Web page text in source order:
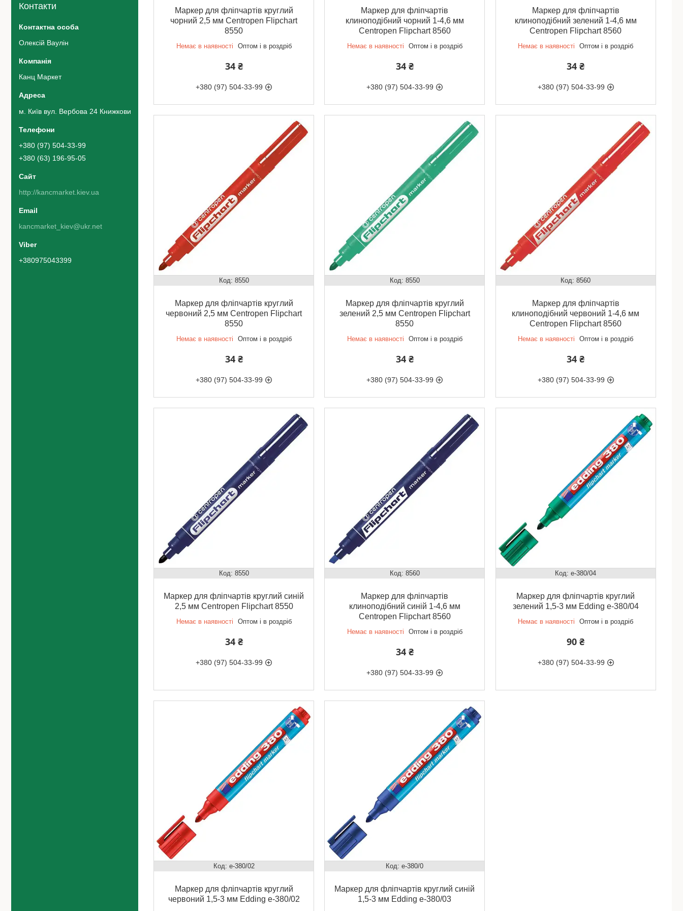
Маркер для фліпчартів круглий
чорний 2,5 мм Centropen Flipchart
8550
Немає в наявності Оптом і в роздріб
34 ₴
+380 (97) 504-33-99
Маркер для фліпчартів
клиноподібний чорний 1-4,6 мм
Centropen Flipchart 8560
Немає в наявності Оптом і в роздріб
34 ₴
+380 (97) 504-33-99
Маркер для фліпчартів
клиноподібний зелений 1-4,6 мм
Centropen Flipchart 8560
Немає в наявності Оптом і в роздріб
34 ₴
+380 (97) 504-33-99
8550
Маркер для фліпчартів круглий
червоний 2,5 мм Centropen Flipchart
8550
Немає в наявності Оптом і в роздріб
34 ₴
+380 (97) 504-33-99
8550
Маркер для фліпчартів круглий
зелений 2,5 мм Centropen Flipchart
8550
Немає в наявності Оптом і в роздріб
34 ₴
+380 (97) 504-33-99
8560
Маркер для фліпчартів
клиноподібний червоний 1-4,6 мм
Centropen Flipchart 8560
Немає в наявності Оптом і в роздріб
34 ₴
+380 (97) 504-33-99
8550
Маркер для фліпчартів круглий синій
2,5 мм Centropen Flipchart 8550
Немає в наявності Оптом і в роздріб
34 ₴
+380 (97) 504-33-99
8560
Маркер для фліпчартів
клиноподібний синій 1-4,6 мм
Centropen Flipchart 8560
Немає в наявності Оптом і в роздріб
34 ₴
+380 (97) 504-33-99
e-380/04
Маркер для фліпчартів круглий
зелений 1,5-3 мм Edding e-380/04
Немає в наявності Оптом і в роздріб
90 ₴
+380 (97) 504-33-99
e-380/02
Маркер для фліпчартів круглий
червоний 1,5-3 мм Edding e-380/02
e-380/0
Маркер для фліпчартів круглий синій
1,5-3 мм Edding e-380/03
Контакти
Олексій Ваулін
Канц Маркет
м. Київ вул. Вербова 24 Книжковий ринок 42 ряд 5 місце, Київ, Україна
+380 (97) 504-33-99
+380 (63) 196-95-05
http://kancmarket.kiev.ua
kancmarket_kiev@ukr.net
+380975043399